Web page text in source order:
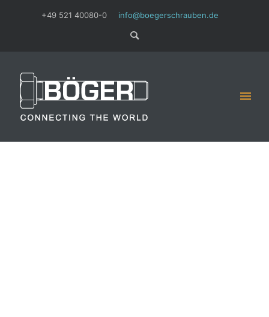
+49 521 40080-0 info@boegerschrauben.de